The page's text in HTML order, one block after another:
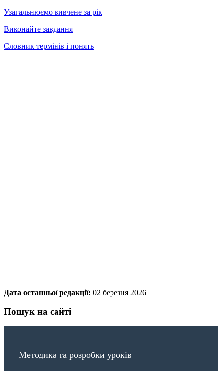
Узагальнюємо вивчене за рік
Виконайте завдання
Словник термінів і понять
Дата останньої редакції: 02 березня 2026
Пошук на сайті
Методика та розробки уроків